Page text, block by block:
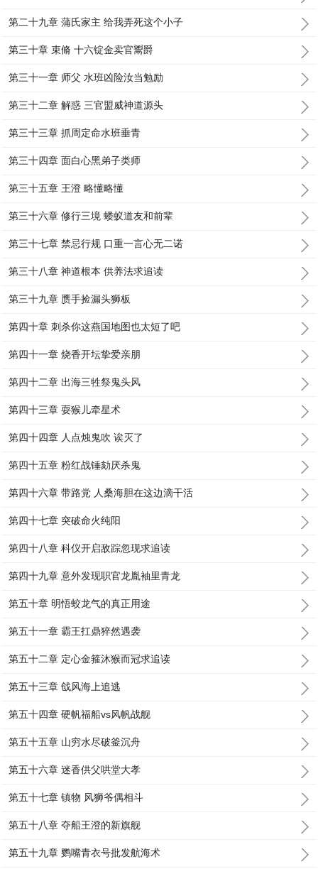
第二十九章 蒲氏家主 给我弄死这个小子
第三十章 束脩 十六锭金卖官鬻爵
第三十一章 师父 水班凶险汝当勉励
第三十二章 解惑 三官盟威神道源头
第三十三章 抓周定命水班垂青
第三十四章 面白心黑弟子类师
第三十五章 王澄 略懂略懂
第三十六章 修行三境 蝼蚁道友和前辈
第三十七章 禁忌行规 口重一言心无二诺
第三十八章 神道根本 供养法求追读
第三十九章 赝手捡漏头狮板
第四十章 刺杀你这燕国地图也太短了吧
第四十一章 烧香开坛挚爱亲朋
第四十二章 出海三牲祭鬼头风
第四十三章 耍猴儿牵星术
第四十四章 人点烛鬼吹 诶灭了
第四十五章 粉红战锤劾厌杀鬼
第四十六章 带路党 人桑海胆在这边滴干活
第四十七章 突破命火纯阳
第四十八章 科仪开启敌踪忽现求追读
第四十九章 意外发现职官龙胤袖里青龙
第五十章 明悟蛟龙气的真正用途
第五十一章 霸王扛鼎猝然遇袭
第五十二章 定心金箍沐猴而冠求追读
第五十三章 戗风海上追逃
第五十四章 硬帆福船vs风帆战舰
第五十五章 山穷水尽破釜沉舟
第五十六章 迷香供父哄堂大孝
第五十七章 镇物 风狮爷偶相斗
第五十八章 夺船王澄的新旗舰
第五十九章 鹦嘴青衣号批发航海术